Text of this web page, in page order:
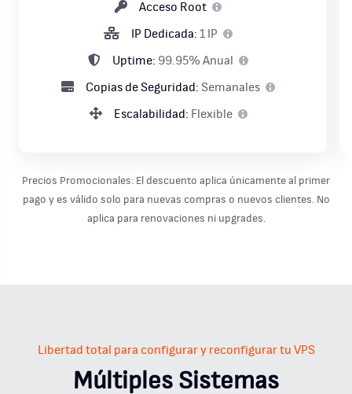
Acceso Root
IP Dedicada: 1 IP
Uptime: 99.95% Anual
Copias de Seguridad: Semanales
Escalabilidad: Flexible
Precios Promocionales: El descuento aplica únicamente al primer
pago y es válido solo para nuevas compras o nuevos clientes. No
aplica para renovaciones ni upgrades.
Libertad total para configurar y reconfigurar tu VPS
Múltiples Sistemas